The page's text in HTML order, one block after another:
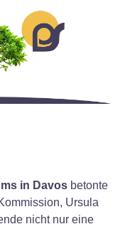
in Davos betonte
Ursula
nicht nur eine